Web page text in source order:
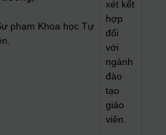
phạm Khoa học Tự
xét kết
hợp
đối
với
ngành
đào
tạo
giáo
viên.